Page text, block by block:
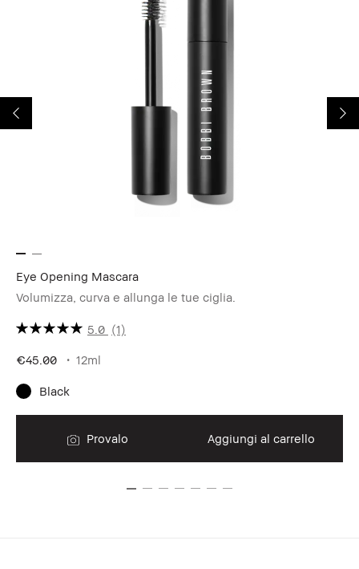
Eye Opening Mascara
Volumizza, curva e allunga le tue ciglia.
5.0 (1)
€45.00 12ml
Black
Provalo Aggiungi al carrello